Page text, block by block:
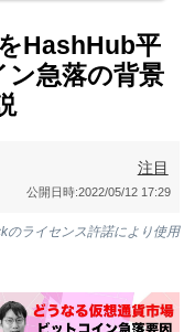
HashHub平
ン急落の背景
注目
公開日時:2022/05/12 17:29
のライセンス許諾により使用